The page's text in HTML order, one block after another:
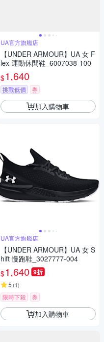
UA官方旗艦店
【UNDER ARMOUR】UA 女 F
lex 運動休閒鞋_6007038-100
$1,640
挑戰低價 券
加入購物車
UA官方旗艦店
【UNDER ARMOUR】UA 女 S
hift 慢跑鞋_3027777-004
$1,640 9折
5 (1)
限時下殺 券
加入購物車